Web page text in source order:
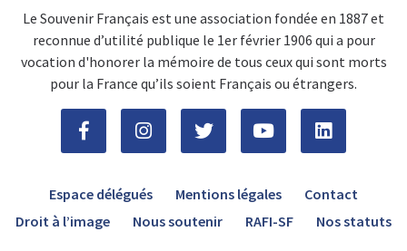
Le Souvenir Français est une association fondée en 1887 et
reconnue d’utilité publique le 1er février 1906 qui a pour
vocation d'honorer la mémoire de tous ceux qui sont morts
pour la France qu’ils soient Français ou étrangers.
Espace délégués Mentions légales
Contact
Droit à l’image
Nous soutenir RAFI-SF Nos statuts